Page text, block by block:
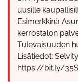
uusille
Esimerkkinä
kerrostalon
Tulevaisuuden
Lisätiedot:
https://bit.ly/